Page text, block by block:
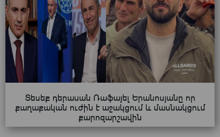
Տեսեք դերասան Ռաֆայել Երանոսյանը որ
քաղաքական ուժին է աջակցում և մասնակցում
քարոզարշավին